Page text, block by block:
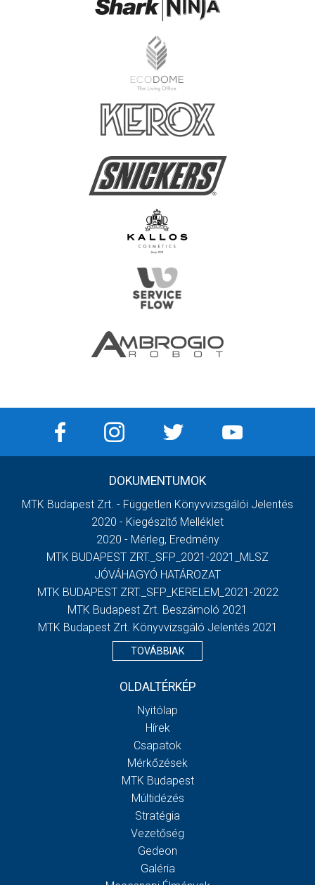
DOKUMENTUMOK
MTK Budapest Zrt. - Független Könyvvizsgálói Jelentés
2020 - Kiegészítő Melléklet
2020 - Mérleg, Eredmény
MTK BUDAPEST ZRT._SFP_2021-2021_MLSZ
JÓVÁHAGYÓ HATÁROZAT
MTK BUDAPEST ZRT._SFP_KERELEM_2021-2022
MTK Budapest Zrt. Beszámoló 2021
MTK Budapest Zrt. Könyvvizsgáló Jelentés 2021
TOVÁBBIAK
OLDALTÉRKÉP
Nyitólap
Hírek
Csapatok
Mérkőzések
MTK Budapest
Múltidézés
Stratégia
Vezetőség
Gedeon
Galéria